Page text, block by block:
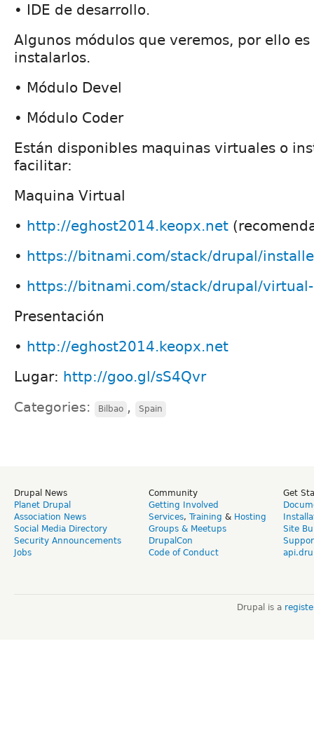
• IDE de desarrollo.
Algunos módulos que veremos, por ello
instalarlos.
• Módulo Devel
• Módulo Coder
Están disponibles maquinas virtuales o
facilitar:
Maquina Virtual
• http://eghost2014.keopx.net
• https://bitnami.com/stack/drupal/
• https://bitnami.com/stack/drupal/
Presentación
• http://eghost2014.keopx.net
Lugar: http://goo.gl/sS4Qvr
Categories: Bilbao , Spain
Drupal News
Planet Drupal
Association News
Social Media Directory
Security Announcements
Jobs
Community
Getting Involved
Services, Training & Hosting
Groups & Meetups
DrupalCon
Code of Conduct
Get
Site
Drupal is a